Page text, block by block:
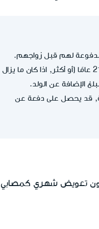
لهم قبل زواجهم.
الولد الذي يسكن في شقة منفصلة عن أهله ويعيل نفسه يستحق مدفوعات حتى يبلغ سن الـ 21 عامًا (أو أكثر, اذا كان ما يزال
الإضافة عن الولد.
قد يحصل على دفعة عن
عدائية، قبل بلوغهم سن الـ 21 عامًا، يستحقون تعويض شهري كمصابي